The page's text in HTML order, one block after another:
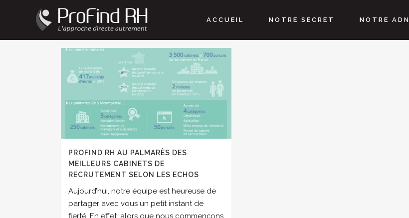
ACCUEIL NOTRE SECRET NOTRE ADN
UNCATEGORIZED
VIE DU CABINET
PROFIND RH AU PALMARÈS DES
MEILLEURS CABINETS DE
RECRUTEMENT SELON LES ECHOS
Aujourd’hui, notre équipe est heureuse de
partager avec vous un petit instant de